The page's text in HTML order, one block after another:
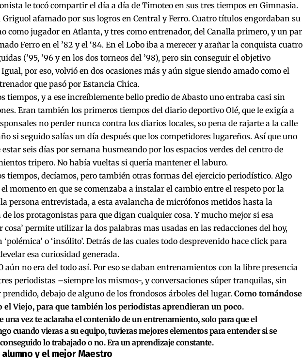
le tocó compartir el día a día de Timoteo en sus tres tiempos en Gimnasia.
Griguol afamado por sus logros en Central y Ferro. Cuatro títulos engordaban su
como jugador en Atlanta, y tres como entrenador, del Canalla primero, y un par
Ferro en el ’82 y el ‘84. En el Lobo iba a merecer y arañar la conquista cuatro
(’95, ’96 y en los dos torneos del ’98), pero sin conseguir el objetivo
por eso, volvió en dos ocasiones más y aún sigue siendo amado como el
que pasó por Estancia Chica.
tiempos, y a ese increíblemente bello predio de Abasto uno entraba casi sin
Eran también los primeros tiempos del diario deportivo Olé, que le exigía a
no perder nunca contra los diarios locales, so pena de rajarte a la calle
si seguido salías un día después que los competidores lugareños. Así que uno
estar seis días por semana husmeando por los espacios verdes del centro de
tripero. No había vueltas si quería mantener el laburo.
tiempos, decíamos, pero también otras formas del ejercicio periodístico. Algo
momento en que se comenzaba a instalar el cambio entre el respeto por la
persona entrevistada, a esta avalancha de micrófonos metidos hasta la
los protagonistas para que digan cualquier cosa. Y mucho mejor si esa
cosa’ permite utilizar la dos palabras mas usadas en las redacciones del hoy,
‘polémica’ o ‘insólito’. Detrás de las cuales todo desprevenido hace click para
esa curiosidad generada.
aún no era del todo así. Por eso se daban entrenamientos con la libre presencia
periodistas –siempre los mismos-, y conversaciones súper tranquilas, sin
prendido, debajo de alguno de los frondosos árboles del lugar. Como tomándose
el Viejo, para que también los periodistas aprendieran un poco.
una vez te aclaraba el contenido de un entrenamiento, solo para que el
cuando vieras a su equipo, tuvieras mejores elementos para entender si se
lo trabajado o no. Era un aprendizaje constante.
alumno y el mejor Maestro